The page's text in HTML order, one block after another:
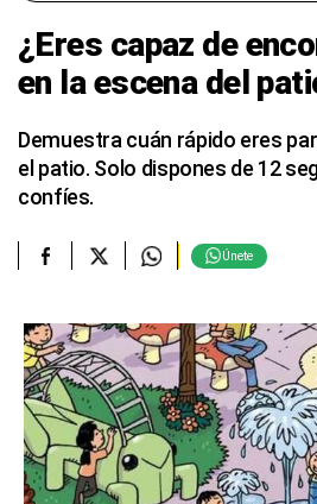
¿Eres capaz de
en la escena del
Demuestra cuán rápido eres
el patio. Solo dispones de 12
confíes.
Únete